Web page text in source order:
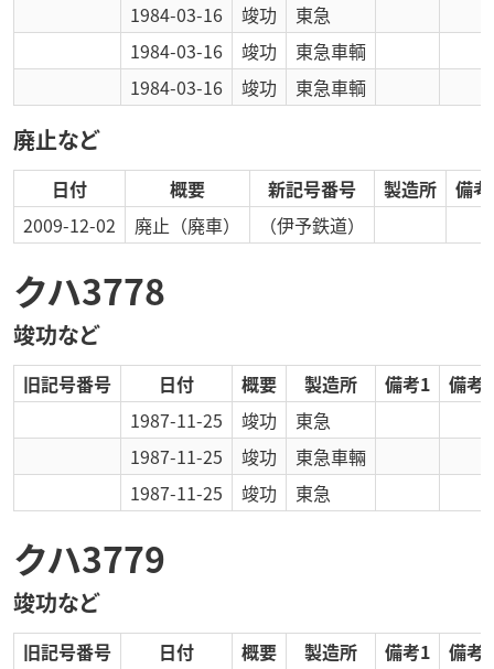
1984-03-16
竣功
東急
1984-03-16
竣功
東急車輌
1984-03-16
竣功 東急車輌
廃止など
日付 概要 新記号番号 製造所
備
2009-12-02
廃止 （廃車） （伊予鉄道）
クハ3778
竣功など
旧記号番号 日付 概要 製造所 備考1
備考2
1987-11-25
竣功
東急
1987-11-25
竣功
東急車輛
1987-11-25
竣功 東急
クハ3779
竣功など
旧記号番号 日付 概要 製造所 備考1 備考2